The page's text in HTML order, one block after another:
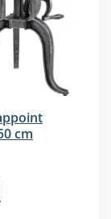
cm
option n'est pas